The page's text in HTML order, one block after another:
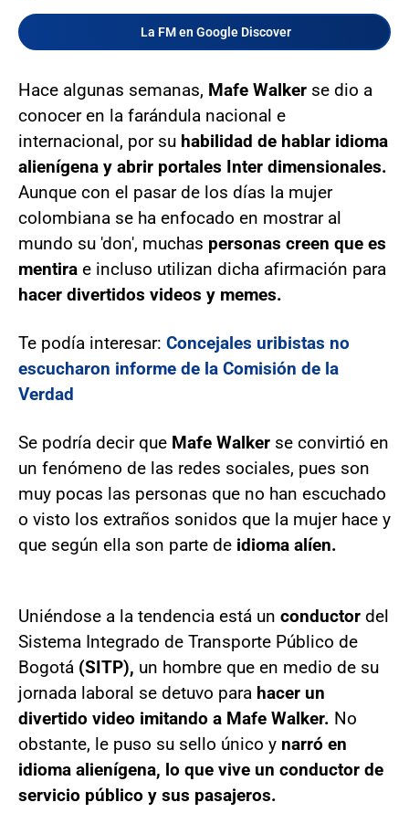
La FM en Google Discover
Hace algunas semanas, Mafe Walker se dio a
conocer en la farándula nacional e
internacional, por su habilidad de hablar idioma
alienígena y abrir portales Inter dimensionales.
Aunque con el pasar de los días la mujer
colombiana se ha enfocado en mostrar al
mundo su 'don', muchas personas creen que es
mentira e incluso utilizan dicha afirmación para
hacer divertidos videos y memes.
Te podía interesar: Concejales uribistas no
escucharon informe de la Comisión de la
Verdad
Se podría decir que Mafe Walker se convirtió en
un fenómeno de las redes sociales, pues son
muy pocas las personas que no han escuchado
o visto los extraños sonidos que la mujer hace y
que según ella son parte de idioma alíen.
Uniéndose a la tendencia está un conductor del
Sistema Integrado de Transporte Público de
Bogotá (SITP), un hombre que en medio de su
jornada laboral se detuvo para hacer un
divertido video imitando a Mafe Walker. No
obstante, le puso su sello único y narró en
idioma alienígena, lo que vive un conductor de
servicio público y sus pasajeros.